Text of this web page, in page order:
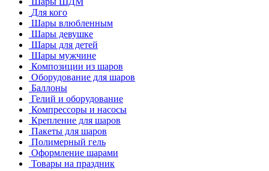
Для кого
Шары влюбленным
Шары девушке
Шары для детей
Шары мужчине
Композиции из шаров
Оборудование для шаров
Баллоны
Гелий и оборудование
Компрессоры и насосы
Крепление для шаров
Пакеты для шаров
Полимерный гель
Оформление шарами
Товары на праздник